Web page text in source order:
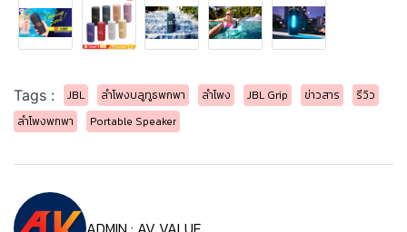
Tags : JBL ลำโพงบลูทูธพกพา ลำโพง JBL Grip ข่าวสาร
รีวิว
ลำโพงพกพา
Portable Speaker